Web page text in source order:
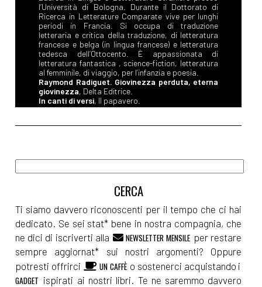
l’Università di Bologna. Durante il Dottorato di
Ricerca in Letterature Comparate vive per lunghi
periodi in Francia. Si occupa di traduzione
letteraria e critica della traduzione, di letteratura
francese e belga (in lingua francese) e letteratura
tedesca dell’Ottocento. È appassionata di
letteratura fantastica , science-fiction, letteratura
al femminile, di viaggio, per l’infanzia e poesia.
Raymond Radiguet. Giovinezza perduta, eterna
giovinezza, Delta Editrice.
In canti di versi, Il papavero.
Ti siamo davvero riconoscenti per il tempo che ci hai
dedicato. Se sei stat* bene in nostra compagnia, che
ne dici di iscriverti alla
NEWSLETTER MENSILE per restare
sempre aggiornat* sui nostri argomenti? Oppure
potresti offrirci
UN CAFFÈ o sostenerci acquistando i
GADGET ispirati ai nostri libri. Te ne saremmo davvero